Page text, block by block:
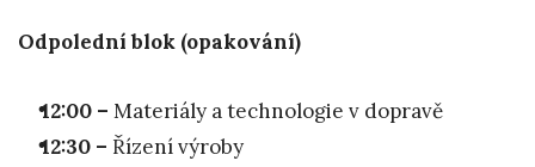
Odpolední blok (opakování)
12:00 – Materiály a technologie v dopravě
12:30 – Řízení výroby